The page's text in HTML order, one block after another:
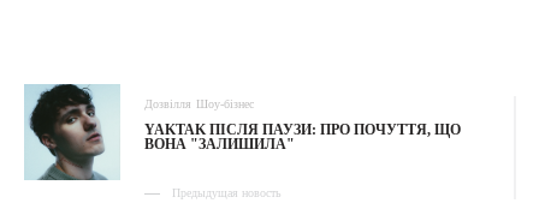
Дозвілля Шоу-бізнес
YAKTAK ПІСЛЯ ПАУЗИ: ПРО ПОЧУТТЯ, ЩО
ВОНА "ЗАЛИШИЛА"
Предыдущая новость